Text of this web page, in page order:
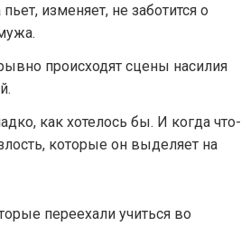
изменяет, не заботится о
происходят сцены насилия
как хотелось бы. И когда что-
которые он выделяет на
переехали учиться во